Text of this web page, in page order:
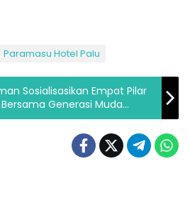
Paramasu Hotel Palu
Sosialisasikan Empat Pilar
Generasi Muda